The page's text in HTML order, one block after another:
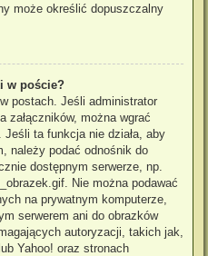
może określić dopuszczalny
w poście?
postach. Jeśli administrator
załączników, można wgrać
ta funkcja nie działa, aby
należy podać odnośnik do
dostępnym serwerze, np.
Nie można podawać
na prywatnym komputerze,
serwerem ani do obrazków
autoryzacji, takich jak,
Yahoo! oraz stronach